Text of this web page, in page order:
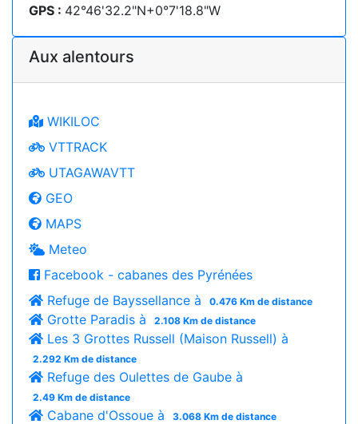
GPS : 42°46'32.2"N+0°7'18.8"W
Aux alentours
WIKILOC
VTTRACK
UTAGAWAVTT
GEO
MAPS
Meteo
Facebook - cabanes des Pyrénées
Refuge de Bayssellance à
0.476 Km de distance
Grotte Paradis à 2.108 Km de distance
Les 3 Grottes Russell (Maison Russell) à
2.292 Km de distance
Refuge des Oulettes de Gaube à
2.49 Km de distance
Cabane d'Ossoue à 3.068 Km de distance